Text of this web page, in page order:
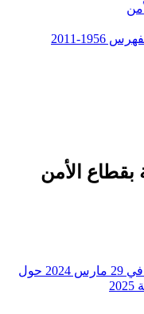
2011
بقطاع الأمن
منشور عدد 11 لسنة 2024 مؤرخ في 29 مارس 2024 حول